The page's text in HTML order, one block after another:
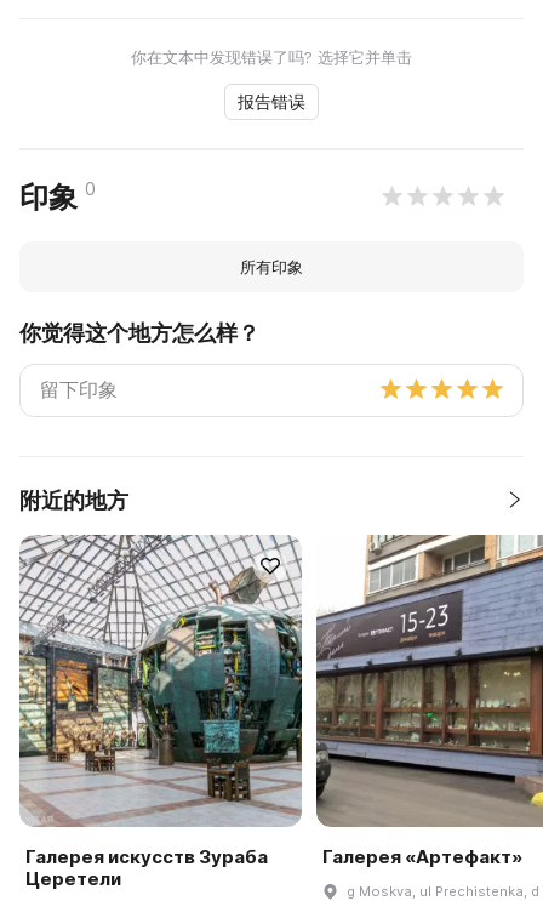
你在文本中发现错误了吗? 选择它并单击
报告错误
印象 0
所有印象
你觉得这个地方怎么样？
附近的地方
Галерея искусств Зураба
Церетели
Галерея «Артефакт»
g Moskva, ul Prechistenka,